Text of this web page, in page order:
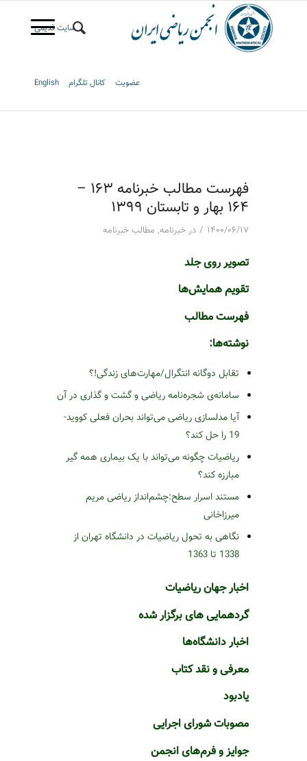
سایت قدیمی
عضویت کانال تلگرام English
فهرست مطالب خبرنامه 163 –
164 بهار و تابستان 1399
۱۴۰۰/۰۶/۱۷ / در خبرنامه, مطالب خبرنامه
تصویر روی جلد
تقویم همایش‌ها
فهرست مطالب
نوشته‌ها:
تقابل دوگانه انتگرال/مهارت‌های زندگی!؟
سامانه‌ی شجره‌نامه ریاضی و گشت و گذاری در آن
آیا مدلسازی ریاضی می‌تواند بحران فعلی کووید-
19 را حل کند؟
ریاضیات چگونه می‌تواند با یک بیماری همه گیر
مبارزه کند؟
مستند اسرار سطح:چشم‌انداز ریاضی مریم
میرزاخانی
نگاهی به تحول ریاضیات در دانشگاه تهران از
1338 تا 1363
اخبار جهان ریاضیات
گردهمایی های برگزار شده
اخبار دانشگاه‌ها
معرفی و نقد کتاب
یادبود
مصوبات شورای اجرایی
جوایز و فرم‌های انجمن